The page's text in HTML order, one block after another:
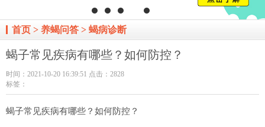
首页 > 养蝎问答 > 蝎病诊断
蝎子常见疾病有哪些？如何防控？
时间：2021-10-20 16:39:51 点击：2828
标签：
蝎子常见疾病有哪些？如何防控？